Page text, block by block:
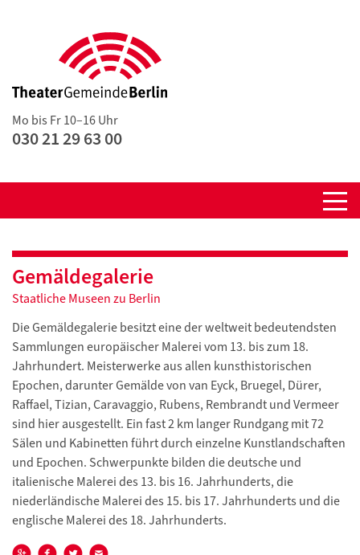
Mo bis Fr 10–16 Uhr
030 21 29 63 00
Gemäldegalerie
Staatliche Museen zu Berlin
Die Gemäldegalerie besitzt eine der weltweit bedeutendsten
Sammlungen europäischer Malerei vom 13. bis zum 18.
Jahrhundert. Meisterwerke aus allen kunsthistorischen
Epochen, darunter Gemälde von van Eyck, Bruegel, Dürer,
Raffael, Tizian, Caravaggio, Rubens, Rembrandt und Vermeer
sind hier ausgestellt. Ein fast 2 km langer Rundgang mit 72
Sälen und Kabinetten führt durch einzelne Kunstlandschaften
und Epochen. Schwerpunkte bilden die deutsche und
italienische Malerei des 13. bis 16. Jahrhunderts, die
niederländische Malerei des 15. bis 17. Jahrhunderts und die
englische Malerei des 18. Jahrhunderts.